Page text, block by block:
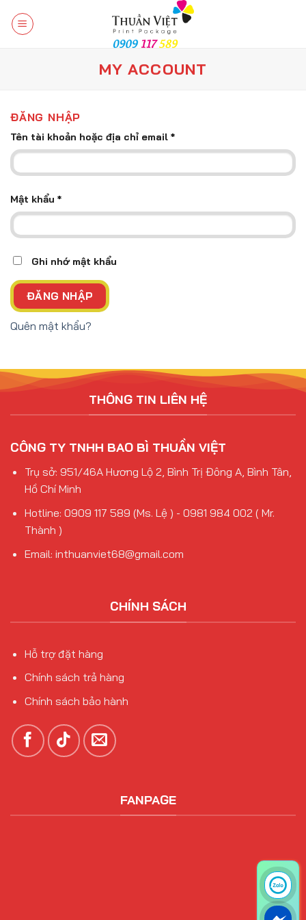
đến
MY ACCOUNT
ĐĂNG NHẬP
Tên tài khoản hoặc địa chỉ email *
Mật khẩu *
Ghi nhớ mật khẩu
ĐĂNG NHẬP
Quên mật khẩu?
THÔNG TIN LIÊN HỆ
CÔNG TY TNHH BAO BÌ THUẦN VIỆT
Trụ sở: 951/46A Hương Lộ 2, Bình Trị Đông A, Bình Tân,
Hồ Chí Minh
Hotline: 0909 117 589 (Ms. Lệ ) - 0981 984 002 ( Mr.
Thành )
Email: inthuanviet68@gmail.com
CHÍNH SÁCH
Hỗ trợ đặt hàng
Chính sách trả hàng
Chính sách bảo hành
FANPAGE